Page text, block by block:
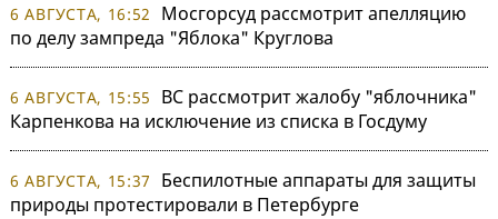
6 АВГУСТА, 16:52
Мосгорсуд рассмотрит апелляцию
по делу зампреда "Яблока" Круглова
6 АВГУСТА, 15:55
ВС рассмотрит жалобу "яблочника"
Карпенкова на исключение из списка в Госдуму
6 АВГУСТА, 15:37
Беспилотные аппараты для защиты
природы протестировали в Петербурге